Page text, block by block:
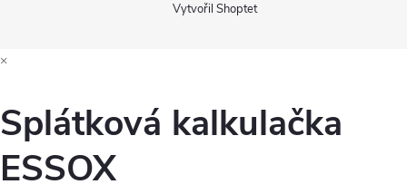
Vytvořil Shoptet
×
Splátková kalkulačka
ESSOX